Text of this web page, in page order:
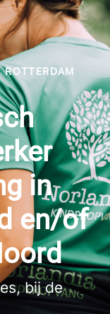
ROTTERDAM
in
en/of
bij de